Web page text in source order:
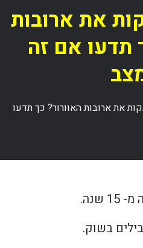
את ארובות
תדעו אם זה
את ארובות האוורור? כך תדעו
בשוק.